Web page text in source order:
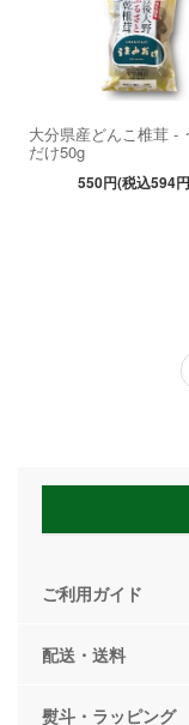
大分県産どんこ椎茸 -
だけ50g
550円(税込594
ご利用ガイド
配送・送料
熨斗・ラッピング